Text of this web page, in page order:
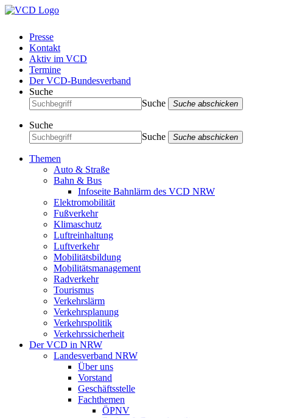
Presse
Kontakt
Aktiv im VCD
Termine
Der VCD-Bundesverband
Suche
Suche
Suche abschicken
Suche
Suche
Suche abschicken
Themen
Auto & Straße
Bahn & Bus
Infoseite Bahnlärm des VCD NRW
Elektromobilität
Fußverkehr
Klimaschutz
Luftreinhaltung
Luftverkehr
Mobilitätsbildung
Mobilitätsmanagement
Radverkehr
Tourismus
Verkehrslärm
Verkehrsplanung
Verkehrspolitik
Verkehrssicherheit
Der VCD in NRW
Landesverband NRW
Über uns
Vorstand
Geschäftsstelle
Fachthemen
ÖPNV